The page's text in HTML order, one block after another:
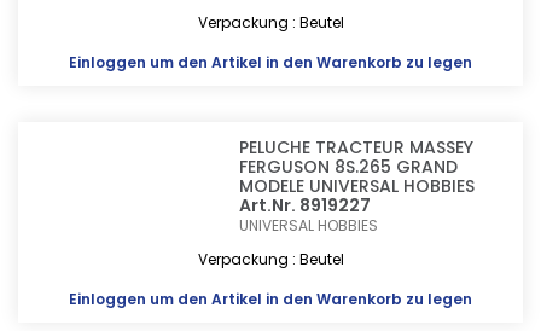
Verpackung : Beutel
Einloggen um den Artikel in den Warenkorb zu legen
PELUCHE TRACTEUR MASSEY
FERGUSON 8S.265 GRAND
MODELE UNIVERSAL HOBBIES
Art.Nr. 8919227
UNIVERSAL HOBBIES
Verpackung : Beutel
Einloggen um den Artikel in den Warenkorb zu legen